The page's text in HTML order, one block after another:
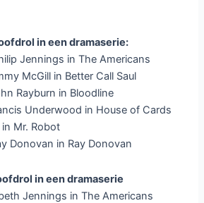
in een dramaserie:
Jennings in The Americans
McGill in Better Call Saul
Rayburn in Bloodline
Underwood in House of Cards
in Mr. Robot
Donovan in Ray Donovan
in een dramaserie
Jennings in The Americans